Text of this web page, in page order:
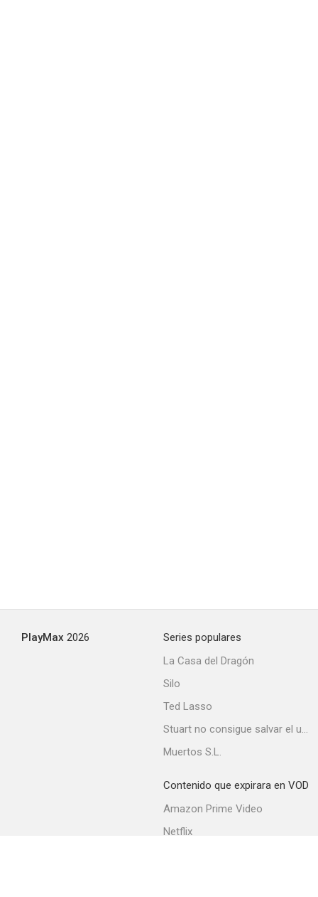
PlayMax 2026
Series populares
La Casa del Dragón
Silo
Ted Lasso
Stuart no consigue salvar el universo
Muertos S.L.
Contenido que expirara en VOD
Amazon Prime Video
Netflix